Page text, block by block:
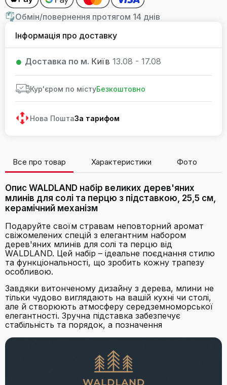
Обмін/повернення протягом 14 днів
Інформація про доставку
Доставка по м. Київ 13.08 - 17.08
Кур'єром по містуБезкоштовно
Нова ПоштаЗа тарифом
Все про товар Характеристики Фото
Опис WALDLAND набір великих дерев'яних
млинів для солі та перцю з підставкою, 25,5 см,
керамічний механізм
Подаруйте своїм стравам неповторний аромат
свіжомелених спецій з елегантним набором
дерев'яних млинів для солі та перцю від
WALDLAND. Цей набір – ідеальне поєднання стилю
та функціональності, що зробить кожну трапезу
особливою.
Завдяки витонченому дизайну з дерева, млини не
тільки чудово виглядають на вашій кухні чи столі,
але й створюють атмосферу середземноморської
елегантності. Зручна підставка забезпечує
стабільність та порядок, а позначення